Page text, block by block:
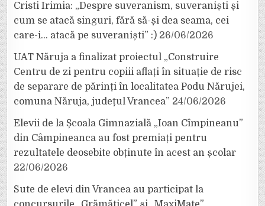
Cristi Irimia: „Despre suveranism, suveraniști și
cum se atacă singuri, fără să-și dea seama, cei
care-i… atacă pe suveraniști” :) 26/06/2026
UAT Năruja a finalizat proiectul „Construire
Centru de zi pentru copiii aflați în situație de risc
de separare de părinți în localitatea Podu Nărujei,
comuna Năruja, județul Vrancea” 24/06/2026
Elevii de la Școala Gimnazială „Ioan Cîmpineanu”
din Câmpineanca au fost premiați pentru
rezultatele deosebite obținute în acest an școlar
22/06/2026
Sute de elevi din Vrancea au participat la